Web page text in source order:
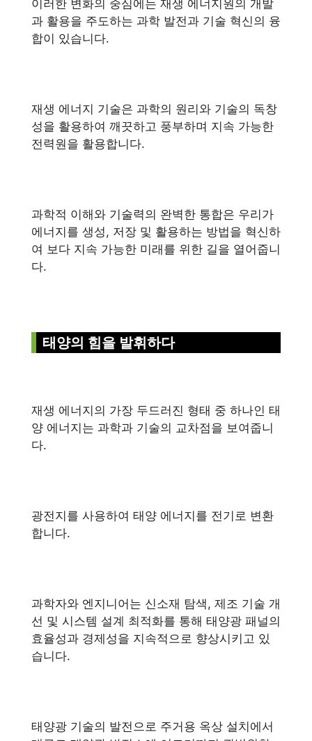
이러한 변화의 중심에는 재생 에너지원의 개발
과 활용을 주도하는 과학 발전과 기술 혁신의 융
합이 있습니다.
재생 에너지 기술은 과학의 원리와 기술의 독창
성을 활용하여 깨끗하고 풍부하며 지속 가능한
전력원을 활용합니다.
과학적 이해와 기술력의 완벽한 통합은 우리가
에너지를 생성, 저장 및 활용하는 방법을 혁신하
여 보다 지속 가능한 미래를 위한 길을 열어줍니
다.
태양의 힘을 발휘하다
재생 에너지의 가장 두드러진 형태 중 하나인 태
양 에너지는 과학과 기술의 교차점을 보여줍니
다.
광전지를 사용하여 태양 에너지를 전기로 변환
합니다.
과학자와 엔지니어는 신소재 탐색, 제조 기술 개
선 및 시스템 설계 최적화를 통해 태양광 패널의
효율성과 경제성을 지속적으로 향상시키고 있
습니다.
태양광 기술의 발전으로 주거용 옥상 설치에서